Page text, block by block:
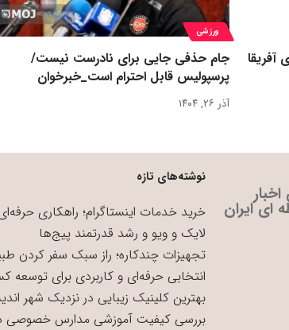
ورزشی
جام حذفی جایی برای نادرست نیست/
پرسپولیس قابل احترام است_خبرخوان
آذر ۲۶, ۱۴۰۴
ای ایران
نوشته‌های تازه
خرید خدمات اینستاگرام؛ راهکاری حرفه‌ای
لایک و ویو و رشد قدرتمند پیج‌ها
تجهیزات چندکاره؛ راز سبک سفر کردن
انتخابی حرفه‌ای و کاربردی برای
بهترین کلینیک زیبایی در نزدیک شهر
بررسی کیفیت آموزشی مدارس خصوصی